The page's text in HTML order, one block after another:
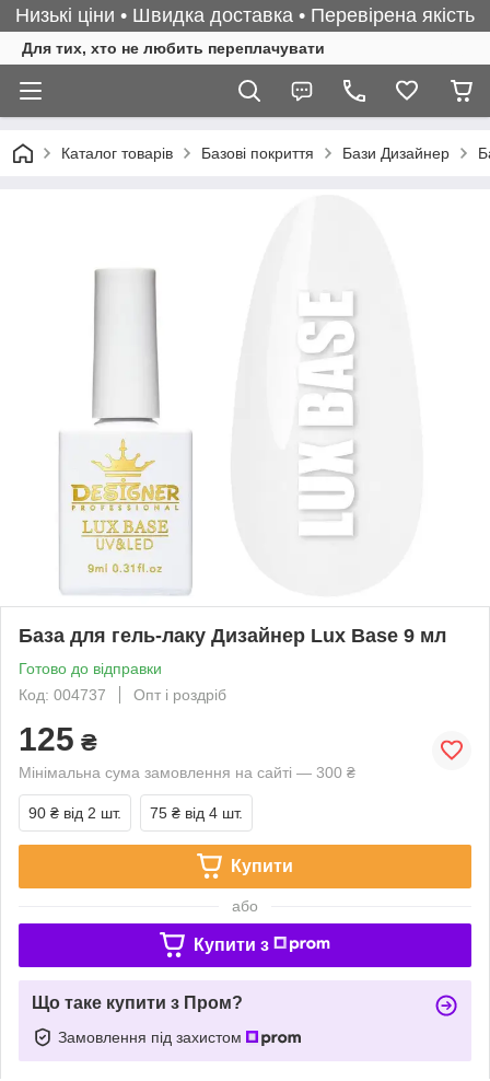
Низькі ціни • Швидка доставка • Перевірена якість
Для тих, хто не любить переплачувати
Каталог товарів Базові покриття Бази Дизайнер
База для гель-лаку Дизайнер Lux Base 9 мл
Готово до відправки
Код: 004737
Опт і роздріб
125 ₴
Мінімальна сума замовлення на сайті — 300 ₴
90 ₴ від 2 шт. 75 ₴ від 4 шт.
Купити
або
Купити з
Що таке купити з Пром?
Замовлення під захистом